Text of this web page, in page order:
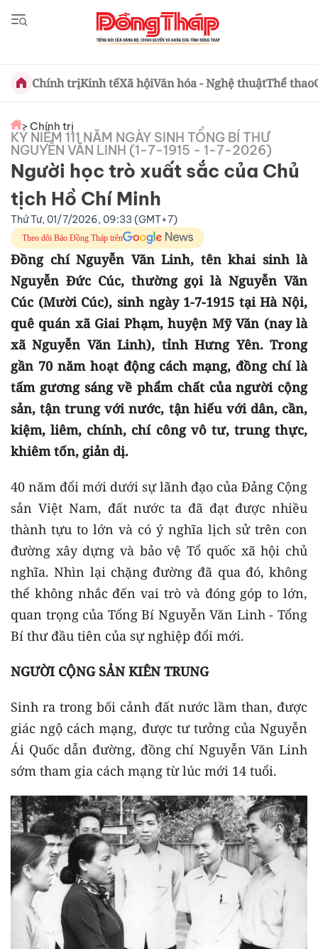
Chính trịKinh tếXã hộiVăn hóa - Nghệ thuậtThể thao
> Chính trị
KỶ NIỆM 111 NĂM NGÀY SINH TỔNG BÍ THƯ
NGUYỄN VĂN LINH (1-7-1915 - 1-7-2026)
Người học trò xuất sắc của Chủ
tịch Hồ Chí Minh
Thứ Tư, 01/7/2026, 09:33 (GMT+7)
Theo dõi Báo Đồng Tháp trên
Đồng chí Nguyễn Văn Linh, tên khai sinh là
Nguyễn Đức Cúc, thường gọi là Nguyễn Văn
Cúc (Mười Cúc), sinh ngày 1-7-1915 tại Hà Nội,
quê quán xã Giai Phạm, huyện Mỹ Văn (nay là
xã Nguyễn Văn Linh), tỉnh Hưng Yên. Trong
gần 70 năm hoạt động cách mạng, đồng chí là
tấm gương sáng về phẩm chất của người cộng
sản, tận trung với nước, tận hiếu với dân, cần,
kiệm, liêm, chính, chí công vô tư, trung thực,
khiêm tốn, giản dị.
40 năm đổi mới dưới sự lãnh đạo của Đảng Cộng
sản Việt Nam, đất nước ta đã đạt được nhiều
thành tựu to lớn và có ý nghĩa lịch sử trên con
đường xây dựng và bảo vệ Tổ quốc xã hội chủ
nghĩa. Nhìn lại chặng đường đã qua đó, không
thể không nhắc đến vai trò và đóng góp to lớn,
quan trọng của Tổng Bí Nguyễn Văn Linh - Tổng
Bí thư đầu tiên của sự nghiệp đổi mới.
NGƯỜI CỘNG SẢN KIÊN TRUNG
Sinh ra trong bối cảnh đất nước lầm than, được
giác ngộ cách mạng, được tư tưởng của Nguyễn
Ái Quốc dẫn đường, đồng chí Nguyễn Văn Linh
sớm tham gia cách mạng từ lúc mới 14 tuổi.